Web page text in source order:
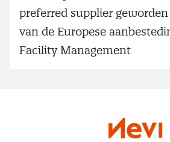
preferred supplier
van de Europese
Facility Management